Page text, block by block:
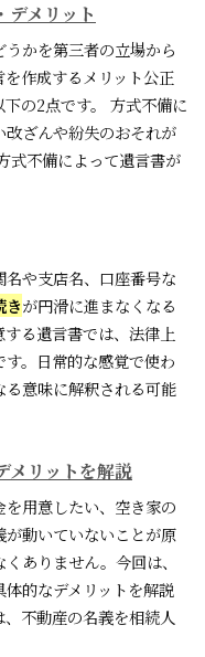
デメリット
うかを第三者の立場から
作成するメリット公正
の2点です。 方式不備に
改ざんや紛失のおそれが
式不備によって遺言書が
や支店名、口座番号な
きが円滑に進まなくなる
る遺言書では、法律上
。日常的な感覚で使わ
意味に解釈される可能
メリットを解説
用意したい、空き家の
動いていないことが原
ありません。今回は、
的なデメリットを解説
不動産の名義を相続人